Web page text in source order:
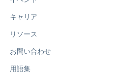
キャリア
リソース
お問い合わせ
用語集